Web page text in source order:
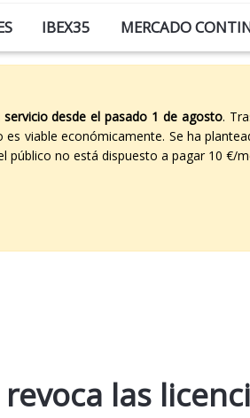
IBEX35 MERCADO
desde el pasado 1 de agosto.
viable económicamente. Se ha
público no está dispuesto a pagar 10
las